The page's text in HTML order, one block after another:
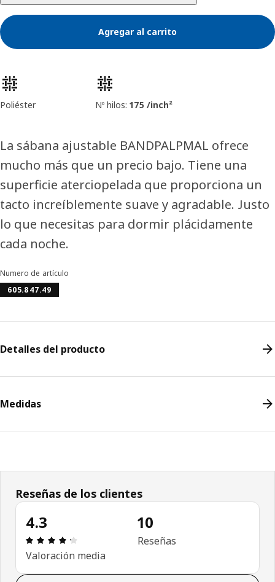
Agregar al carrito
Características del producto
Poliéster Nº hilos: 175 /inch²
La sábana ajustable BANDPALPMAL ofrece
mucho más que un precio bajo. Tiene una
superficie aterciopelada que proporciona un
tacto increíblemente suave y agradable. Justo
lo que necesitas para dormir plácidamente
cada noche.
Numero de artículo
605.847.49
Detalles del producto
Medidas
Reseñas de los clientes
4.3
Revisión: 4.3 fuera de 5 estrellas. Revisiones
Valoración media
10
Reseñas